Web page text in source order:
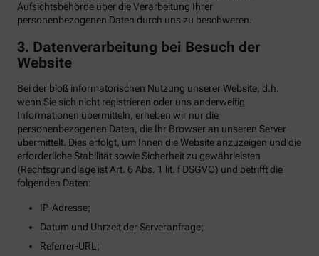
Aufsichtsbehörde über die Verarbeitung Ihrer
personenbezogenen Daten durch uns zu beschweren.
3. Datenverarbeitung bei Besuch der
Website
Bei der bloß informatorischen Nutzung unserer Website, d.h.
wenn Sie sich nicht registrieren oder uns anderweitig
Informationen übermitteln, erheben wir nur die
personenbezogenen Daten, die Ihr Browser an unseren Server
übermittelt. Dies erfolgt, um Ihnen die Website anzuzeigen und die
erforderliche Stabilität sowie Sicherheit zu gewährleisten
(Rechtsgrundlage ist Art. 6 Abs. 1 lit. f DSGVO) und betrifft die
folgenden Daten:
IP-Adresse;
Datum und Uhrzeit der Serveranfrage;
Referrer-URL;